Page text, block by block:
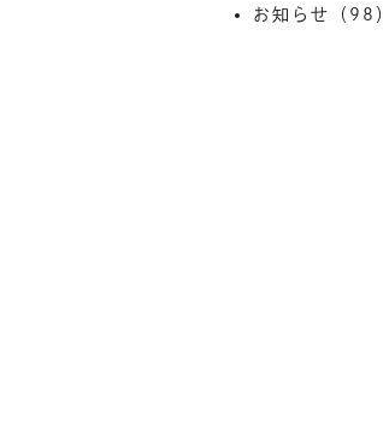
お知らせ（98）